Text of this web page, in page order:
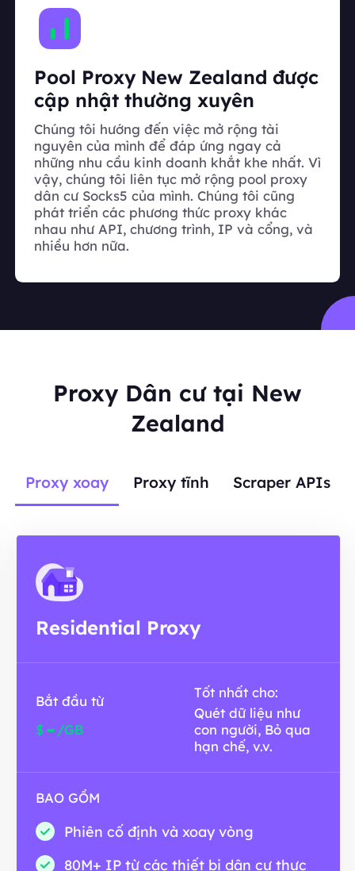
Pool Proxy New Zealand được
cập nhật thường xuyên
Chúng tôi hướng đến việc mở rộng tài
nguyên của mình để đáp ứng ngay cả
những nhu cầu kinh doanh khắt khe nhất. Vì
vậy, chúng tôi liên tục mở rộng pool proxy
dân cư Socks5 của mình. Chúng tôi cũng
phát triển các phương thức proxy khác
nhau như API, chương trình, IP và cổng, và
nhiều hơn nữa.
Proxy Dân cư tại New
Zealand
Proxy xoay Proxy tĩnh Scraper APIs
Residential Proxy
Bắt đầu từ
$- /GB
Tốt nhất cho:
Quét dữ liệu như
con người, Bỏ qua
hạn chế, v.v.
BAO GỒM
Phiên cố định và xoay vòng
80M+ IP từ các thiết bị dân cư thực